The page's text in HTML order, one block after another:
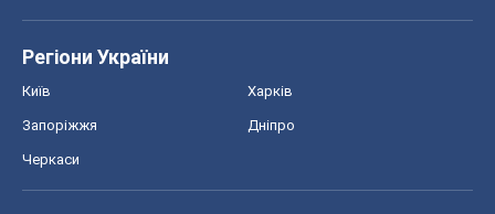
Регіони України
Київ Харків
Запоріжжя Дніпро
Черкаси